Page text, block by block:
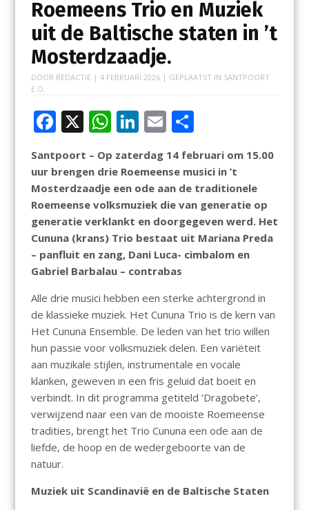
Roemeens Trio en Muziek
uit de Baltische staten in ’t
Mosterdzaadje.
DOOR REDACTIE | 4 FEBRUARI 2026| GEPLAATST IN SANTPOORT
E.O.
F
e
b
o
o
k
X W
at
s
A
p
p
Li
n
k
e
dI
n
E
m
ai
l
D
el
e
n
Santpoort – Op zaterdag 14 februari om 15.00
uur brengen drie Roemeense musici in ’t
Mosterdzaadje een ode aan de traditionele
Roemeense volksmuziek die van generatie op
generatie verklankt en doorgegeven werd. Het
Cununa (krans) Trio bestaat uit Mariana Preda
– panfluit en zang, Dani Luca- cimbalom en
Gabriel Barbalau – contrabas
Alle drie musici hebben een sterke achtergrond in
de klassieke muziek. Het Cununa Trio is de kern van
Het Cununa Ensemble. De leden van het trio willen
hun passie voor volksmuziek delen. Een variëteit
aan muzikale stijlen, instrumentale en vocale
klanken, geweven in een fris geluid dat boeit en
verbindt. In dit programma getiteld ‘Dragobete’,
verwijzend naar een van de mooiste Roemeense
tradities, brengt het Trio Cununa een ode aan de
liefde, de hoop en de wedergeboorte van de
natuur.
Muziek uit Scandinavië en de Baltische Staten